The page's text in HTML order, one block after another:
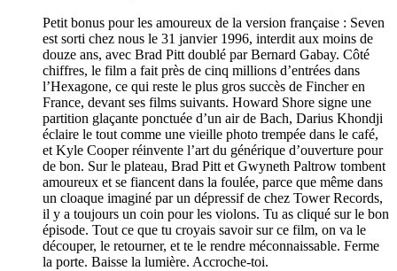
Petit bonus pour les amoureux de la version française : Seven
est sorti chez nous le 31 janvier 1996, interdit aux moins de
douze ans, avec Brad Pitt doublé par Bernard Gabay. Côté
chiffres, le film a fait près de cinq millions d’entrées dans
l’Hexagone, ce qui reste le plus gros succès de Fincher en
France, devant ses films suivants. Howard Shore signe une
partition glaçante ponctuée d’un air de Bach, Darius Khondji
éclaire le tout comme une vieille photo trempée dans le café,
et Kyle Cooper réinvente l’art du générique d’ouverture pour
de bon. Sur le plateau, Brad Pitt et Gwyneth Paltrow tombent
amoureux et se fiancent dans la foulée, parce que même dans
un cloaque imaginé par un dépressif de chez Tower Records,
il y a toujours un coin pour les violons. Tu as cliqué sur le bon
épisode. Tout ce que tu croyais savoir sur ce film, on va le
découper, le retourner, et te le rendre méconnaissable. Ferme
la porte. Baisse la lumière. Accroche-toi.